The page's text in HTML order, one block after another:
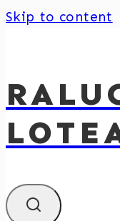
Skip to content